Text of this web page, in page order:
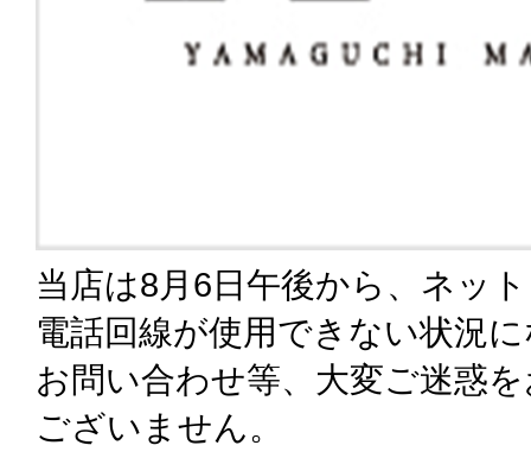
当店は8月6日午後から、ネッ
電話回線が使用できない状況
お問い合わせ等、大変ご迷惑
ございません。